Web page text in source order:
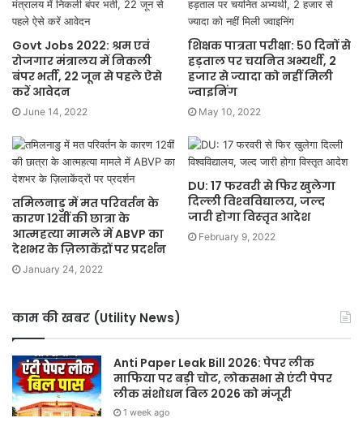
Govt Jobs 2022: श्रम एवं
रोजगार मंत्रालय में निकली
बंपर भर्ती, 22 जून से पहले ऐसे
करें आवेदन
June 14, 2022
शिक्षक पात्रता परीक्षा: 50 दिनों से
हड़ताल पर चयनित अभ्यर्थी, 2
हजार से ज्यादा को नहीं मिली
ज्वाइनिंग
May 10, 2022
तमिलनाडु में मत परिवर्तन के
कारण 12वीं की छात्रा के
आत्महत्या मामले में ABVP का
देशभर के ज़िलाकेंद्रों पर प्रदर्शन
January 24, 2022
DU: 17 फरवरी से फिर खुलेगा
दिल्‍ली विश्‍वविद्यालय, जल्द
जारी होगा विस्‍तृत आदेश
February 9, 2022
काम की खबर (Utility News)
Anti Paper Leak Bill 2026: पेपर लीक
माफिया पर बड़ी चोट, लोकसभा से एंटी पेपर
लीक संशोधन बिल 2026 को मंजूरी
1 week ago